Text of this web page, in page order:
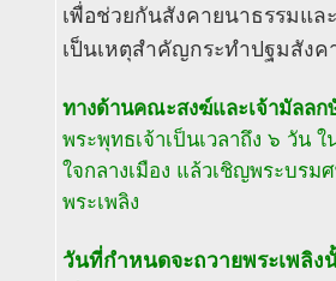
เพื่อช่วยกันสังคายนาธรรมแล
เป็นเหตุสำคัญกระทำปฐมสังค
ทางด้านคณะสงฆ์และเจ้ามัลลก
พระพุทธเจ้าเป็นเวลาถึง ๖ วัน
ใจกลางเมือง แล้วเชิญพระบรม
พระเพลิง
วันที่กำหนดจะถวายพระเพลิ